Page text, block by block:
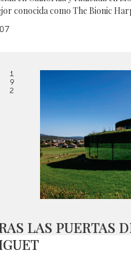
conocida como The Bionic
1
9
2
LAS PUERTAS